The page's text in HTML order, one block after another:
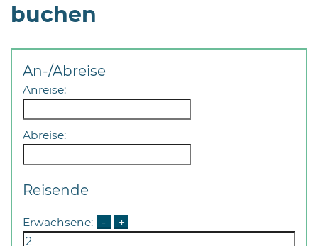
buchen
An-/Abreise
Anreise:
Abreise:
Reisende
Erwachsene: - +